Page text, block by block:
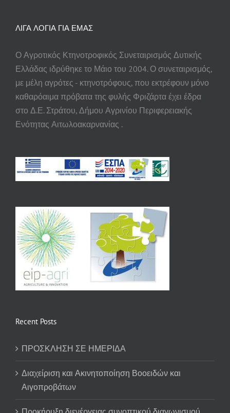
ΛΙΓΑ ΛΟΓΙΑ ΓΙΑ ΕΜΑΣ
Ο Αγροτικός Κτηνοτροφικός Συνεταιρισμός Δυτικής
Ελλάδας ιδρύθηκε το Μάιο του 2004. Ο συνεταιρισμός,
με μέλη αγρότες - κτηνοτρόφους, που εκτρέφουν μόνο
καθαρόαιμα πρόβατα της φυλής Φριζάρτα έχει έδρα
στο Δ.Ε. Στράτου, Δήμου Αγρινίου Περιφερειακής
Ενότητας Αιτωλοακαρνανίας .
Recent Posts
ΠΡΟΣΚΛΗΣΗ ΣΕ ΗΜΕΡΙΔΑ
Διαχείριση και Ακινητοποίηση Βοοειδών και
Αιγοπροβάτων